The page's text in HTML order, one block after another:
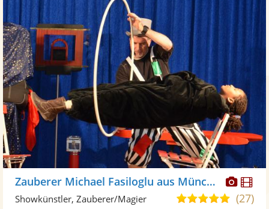
Zauberer Michael Fasiloglu aus München
5,0(27)
Showkünstler, Zauberer/Magier